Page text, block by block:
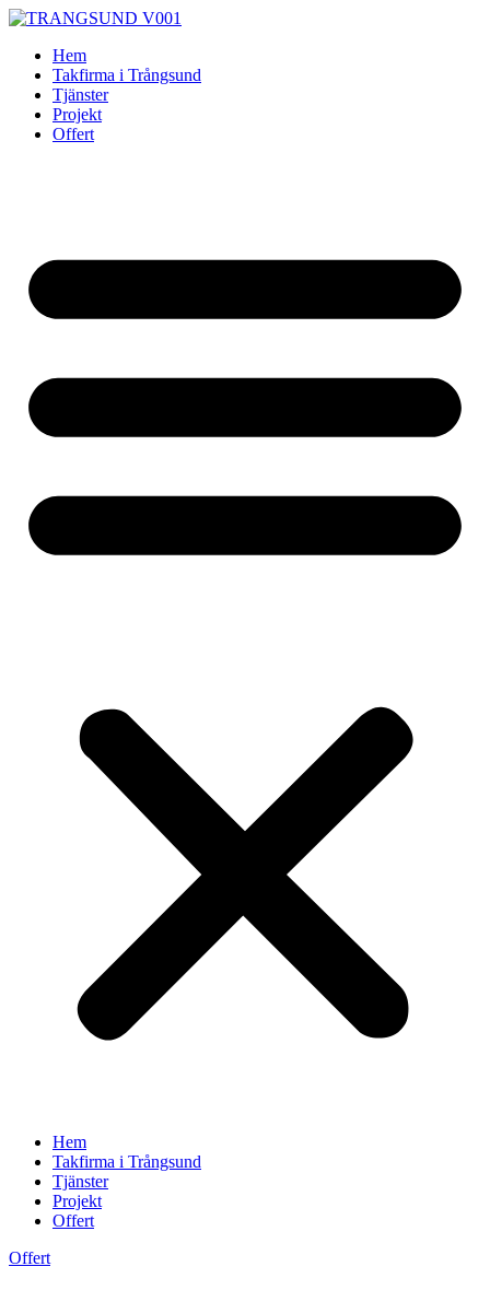
Skip
contentHem
Takfirma i Trångsund
Tjänster
Projekt
Offert
Hem
Takfirma i Trångsund
Tjänster
Projekt
Offert
Offert